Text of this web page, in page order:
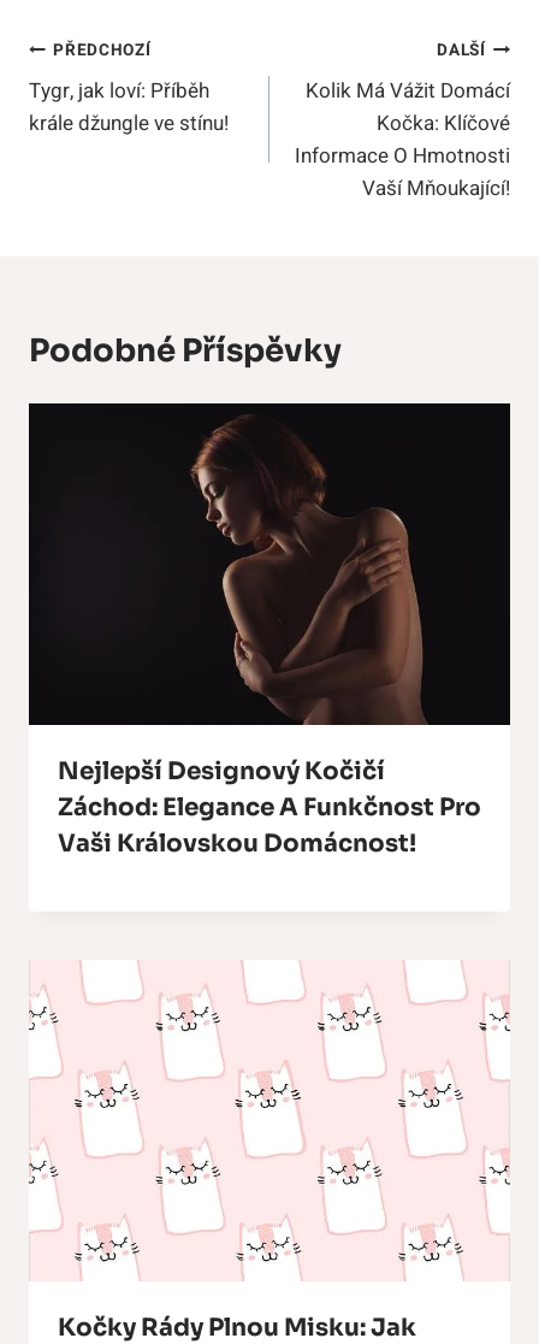
Navigace
Pro
Příspěvek
PŘEDCHOZÍ
Tygr, jak loví: Příběh
krále džungle ve stínu!
DALŠÍ
Kolik Má Vážit Domácí
Kočka: Klíčové
Informace O Hmotnosti
Vaší Mňoukající!
Podobné Příspěvky
Nejlepší Designový Kočičí
Záchod: Elegance A Funkčnost Pro
Vaši Královskou Domácnost!
Kočky Rády Plnou Misku: Jak